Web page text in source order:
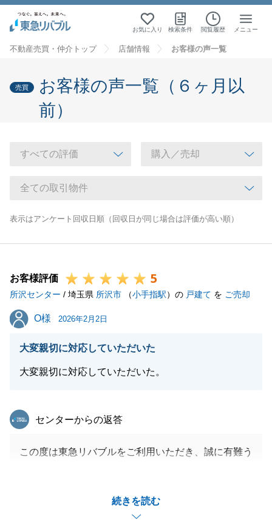
お気に入り 検索条件 閲覧履歴 メニュー
不動産売買・仲介トップ 店舗情報 お客様の声一覧
売買
お客様の声一覧（６ヶ月以
前）
表示はアンケート回収日順（回収日が同じ場合は評価が高い順）
お客様評価 5
所沢センター / 埼玉県 所沢市 （小手指駅）の 戸建て を ご売却
O様
O様 2026年2月2日
大変親切に対応していただいた
大変親切に対応していただいた。
続きを読む
東急リバブル
センターからの返答
この度は東急リバブルをご利用いただき、誠に有難う
た。叔父様のお知り合いが現地にお住まいで、すぐに
売りに出すことが出来ませんでした。